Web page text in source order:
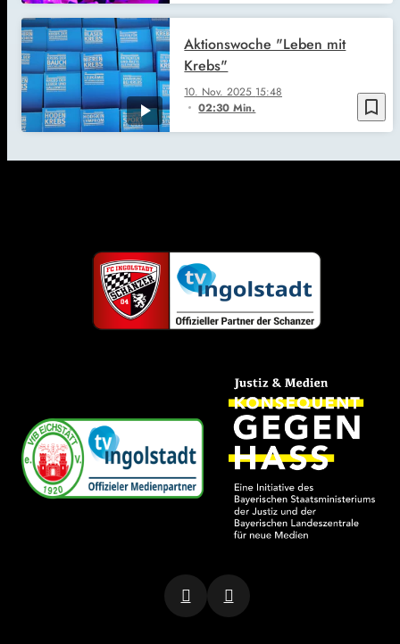
bookmark_border
10. Nov. 2025 15:48
02:30 Min.
Aktionswoche "Leben mit
Krebs"